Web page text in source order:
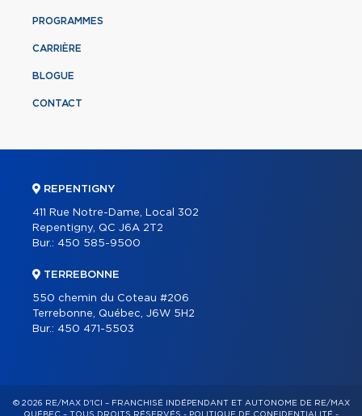
PROGRAMMES
CARRIÈRE
BLOGUE
CONTACT
REPENTIGNY
411 Rue Notre-Dame, Local 302
Repentigny, QC J6A 2T2
Bur.: 450 585-9500
TERREBONNE
550 chemin du Coteau #206
Terrebonne, Québec, J6W 5H2
Bur.: 450 471-5503
© 2026 RE/MAX D'ICI – FRANCHISÉ INDÉPENDANT ET AUTONOME DE RE/MAX
QUÉBEC – TOUS DROITS RÉSERVÉS - POLITIQUE DE CONFIDENTIALITÉ -